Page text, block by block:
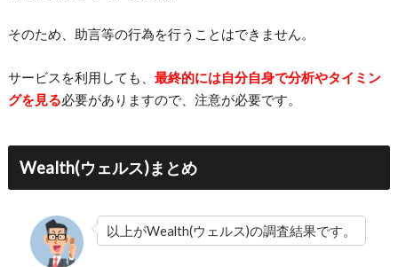
そのため、助言等の行為を行うことはできません。
サービスを利用しても、 最終的には自分自身で分析やタイミン
グを見る必要がありますので、注意が必要です。
Wealth(ウェルス)まとめ
以上がWealth(ウェルス)の調査結果です。